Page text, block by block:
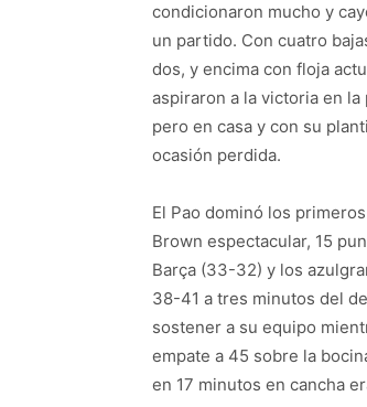
condicionaron mucho y
un partido. Con cuatro
dos, y encima con floja
aspiraron a la victoria en
pero en casa y con su
ocasión perdida.
El Pao dominó los
Brown espectacular, 15
Barça (33-32) y los
38-41 a tres minutos del
sostener a su equipo
empate a 45 sobre la
en 17 minutos en cancha